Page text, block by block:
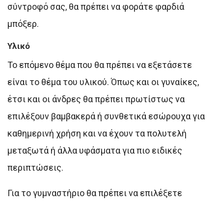
σύντροφό σας, θα πρέπει να φοράτε φαρδιά
μπόξερ.
Υλικό
Το επόμενο θέμα που θα πρέπει να εξετάσετε
είναι το θέμα του υλικού. Όπως και οι γυναίκες,
έτσι και οι άνδρες θα πρέπει πρωτίστως να
επιλέξουν βαμβακερά ή συνθετικά εσώρουχα για
καθημερινή χρήση και να έχουν τα πολυτελή
μεταξωτά ή άλλα υφάσματα για πιο ειδικές
περιπτώσεις.
Για το γυμναστήριο θα πρέπει να επιλέξετε